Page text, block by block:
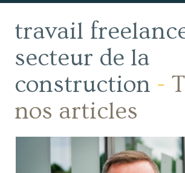
travail
secteur de la
construction -
nos articles